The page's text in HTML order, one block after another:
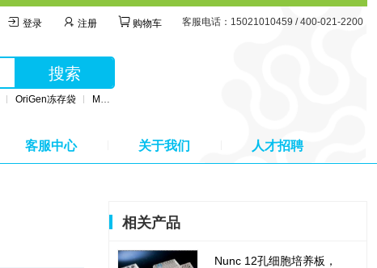
登录 注册 购物车 客服电话：15021010459 / 400-021-2200
搜索
OriGen冻存袋 MSC无血清培养基
客服中心 关于我们 人才招聘
相关产品
Nunc 12孔细胞培养板，